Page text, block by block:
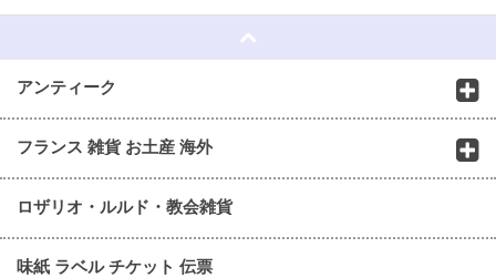
アンティーク
フランス 雑貨 お土産 海外
ロザリオ・ルルド・教会雑貨
味紙 ラベル チケット 伝票